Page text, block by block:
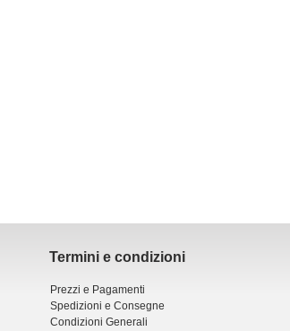
Termini e condizioni
Prezzi e Pagamenti
Spedizioni e Consegne
Condizioni Generali